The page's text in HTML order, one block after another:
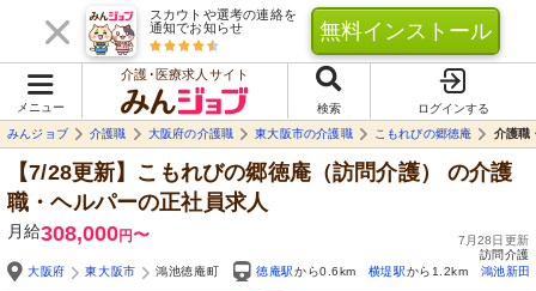
スカウトや選考の連絡を
通知でお知らせ
無料インストール
メニュー
介護･医療求人サイト
検索
ログインする
みんジョブ
介護職 大阪府の介護職 東大阪市の介護職 こもれびの郷徳庵 介護職
【7/28更新】こもれびの郷徳庵（訪問介護）
の介護
職・ヘルパーの正社員求人
月給308,000円〜
7月28日更新
訪問介護
大阪府
東大阪市 鴻池徳庵町 徳庵駅から0.6km 横堤駅から1.2km 鴻池新田